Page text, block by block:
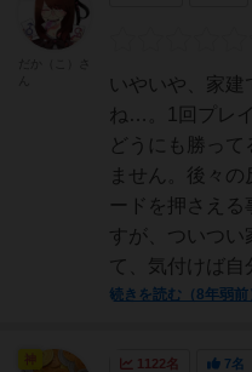
いやいや、家建
ね…。1回プレ
どうにも勝って
ません。後々
ードを押さえる
すが、ついつい
て、気付けば自
続きを読む（8年弱前
1122名 7名
神